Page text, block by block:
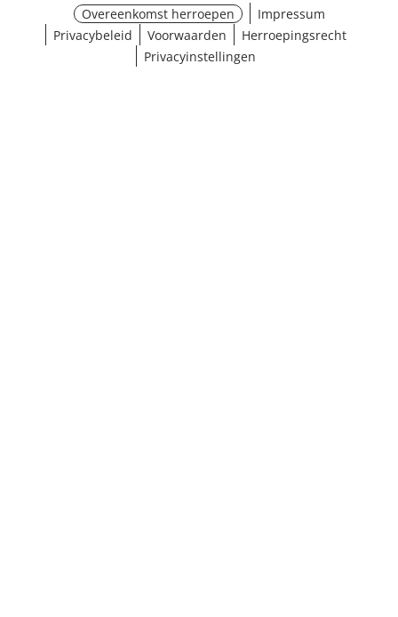
Overeenkomst herroepen
Impressum
Privacybeleid
Voorwaarden
Herroepingsrecht
Privacyinstellingen